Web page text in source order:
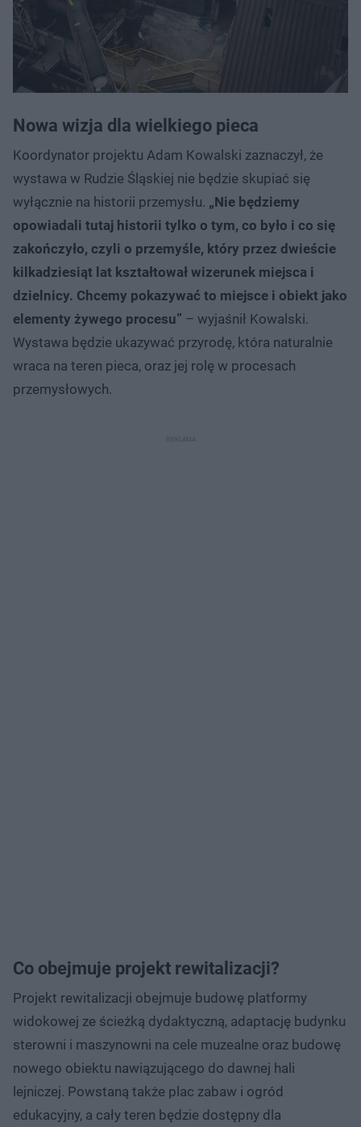
Nowa wizja dla wielkiego pieca
Koordynator projektu Adam Kowalski zaznaczył, że
wystawa w Rudzie Śląskiej nie będzie skupiać się
wyłącznie na historii przemysłu. „Nie będziemy
opowiadali tutaj historii tylko o tym, co było i co się
zakończyło, czyli o przemyśle, który przez dwieście
kilkadziesiąt lat kształtował wizerunek miejsca i
dzielnicy. Chcemy pokazywać to miejsce i obiekt jako
elementy żywego procesu” – wyjaśnił Kowalski.
Wystawa będzie ukazywać przyrodę, która naturalnie
wraca na teren pieca, oraz jej rolę w procesach
przemysłowych.
Co obejmuje projekt rewitalizacji?
Projekt rewitalizacji obejmuje budowę platformy
widokowej ze ścieżką dydaktyczną, adaptację budynku
sterowni i maszynowni na cele muzealne oraz budowę
nowego obiektu nawiązującego do dawnej hali
lejniczej. Powstaną także plac zabaw i ogród
edukacyjny, a cały teren będzie dostępny dla